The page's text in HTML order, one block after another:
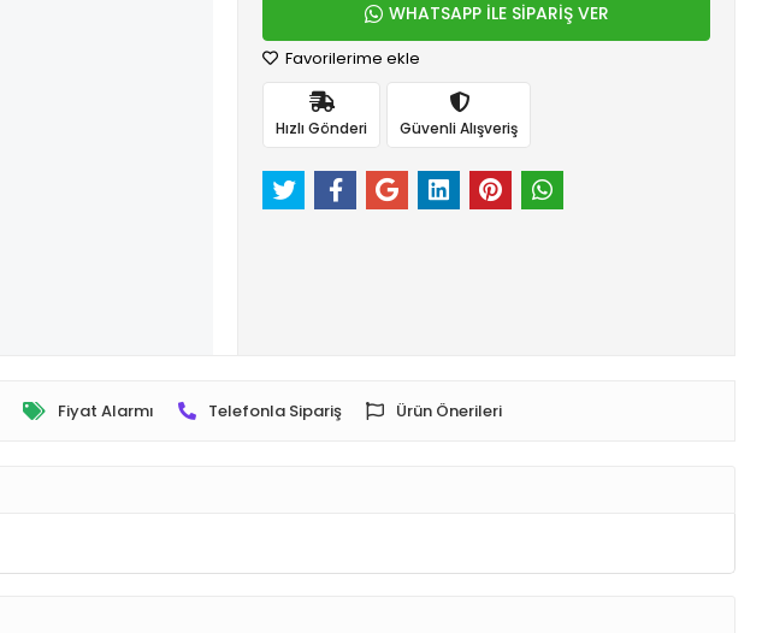
WHATSAPP İLE SİPARİŞ VER
Favorilerime ekle
Hızlı Gönderi Güvenli Alışveriş
Fiyat Alarmı Telefonla Sipariş Ürün Önerileri